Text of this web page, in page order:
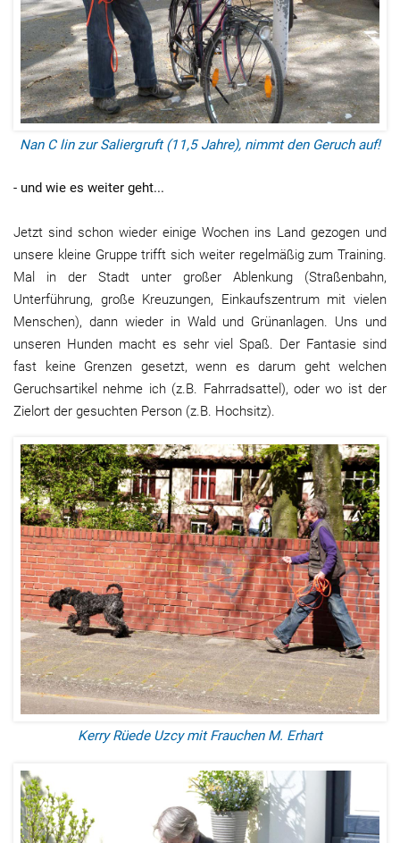
Nan C lin zur Saliergruft (11,5 Jahre), nimmt den Geruch auf!
- und wie es weiter geht...
Jetzt sind schon wieder einige Wochen ins Land gezogen und
unsere kleine Gruppe trifft sich weiter regelmäßig zum Training.
Mal in der Stadt unter großer Ablenkung (Straßenbahn,
Unterführung, große Kreuzungen, Einkaufszentrum mit vielen
Menschen), dann wieder in Wald und Grünanlagen. Uns und
unseren Hunden macht es sehr viel Spaß. Der Fantasie sind
fast keine Grenzen gesetzt, wenn es darum geht welchen
Geruchsartikel nehme ich (z.B. Fahrradsattel), oder wo ist der
Zielort der gesuchten Person (z.B. Hochsitz).
Kerry Rüede Uzcy mit Frauchen M. Erhart